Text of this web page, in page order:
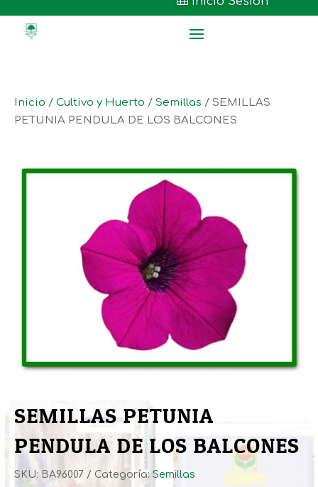
Inicio / Cultivo y Huerto / Semillas / SEMILLAS
PETUNIA PENDULA DE LOS BALCONES
SEMILLAS PETUNIA
PENDULA DE LOS BALCONES
SKU: BA96007 Categoría: Semillas